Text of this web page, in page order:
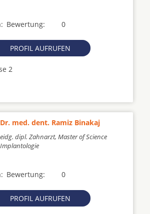
0
Bewertung:
PROFIL AUFRUFEN
2
Dr. med. dent. Ramiz Binakaj
eidg. dipl. Zahnarzt, Master of Science
Implantologie
0
Bewertung:
PROFIL AUFRUFEN